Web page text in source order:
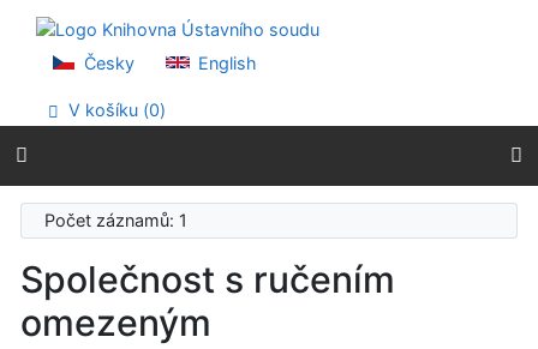
Přejít na menu
Prohlášení o webové přístupnosti
Česky English
V košíku (0)
Počet záznamů: 1
Společnost s ručením
omezeným